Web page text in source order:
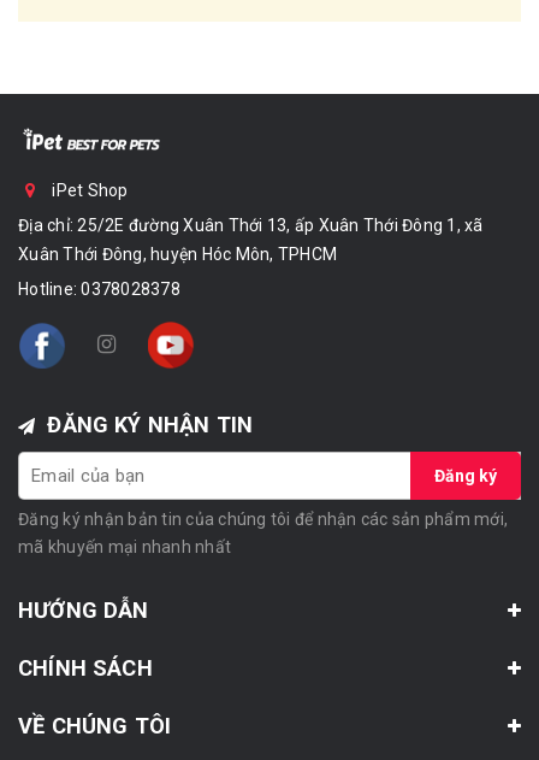
iPet Shop
Địa chỉ: 25/2E đường Xuân Thới 13, ấp Xuân Thới Đông 1, xã
Xuân Thới Đông, huyện Hóc Môn, TPHCM
Hotline:0378028378
ĐĂNG KÝ NHẬN TIN
Đăng ký
Đăng ký nhận bản tin của chúng tôi để nhận các sản phẩm mới,
mã khuyến mại nhanh nhất
HƯỚNG DẪN
CHÍNH SÁCH
VỀ CHÚNG TÔI